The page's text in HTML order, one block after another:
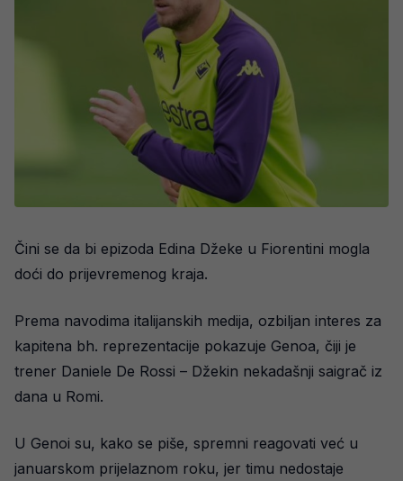
Čini se da bi epizoda Edina Džeke u Fiorentini mogla
doći do prijevremenog kraja.
Prema navodima italijanskih medija, ozbiljan interes za
kapitena bh. reprezentacije pokazuje Genoa, čiji je
trener Daniele De Rossi – Džekin nekadašnji saigrač iz
dana u Romi.
U Genoi su, kako se piše, spremni reagovati već u
januarskom prijelaznom roku, jer timu nedostaje